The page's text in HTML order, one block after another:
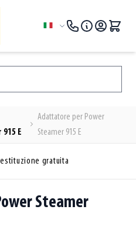
Lingua
E
Adattatore per Power
Steamer 915 E
Steamer